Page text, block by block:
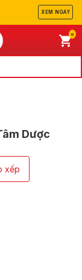
XEM NGAY
0
Dược
xếp